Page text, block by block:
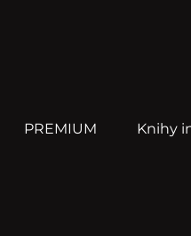
PREMIUM Knihy